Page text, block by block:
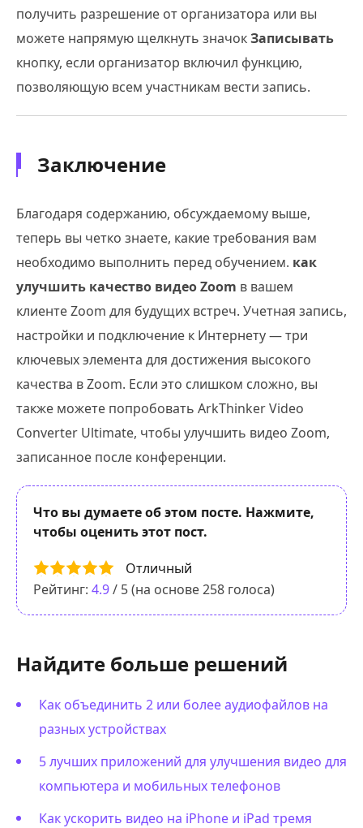
получить разрешение от организатора или вы
можете напрямую щелкнуть значокЗаписывать
кнопку, если организатор включил функцию,
позволяющую всем участникам вести запись.
Заключение
Благодаря содержанию, обсуждаемому выше,
теперь вы четко знаете, какие требования вам
необходимо выполнить перед обучением. как
улучшить качество видео Zoom в вашем
клиенте Zoom для будущих встреч. Учетная запись,
настройки и подключение к Интернету — три
ключевых элемента для достижения высокого
качества в Zoom. Если это слишком сложно, вы
также можете попробовать ArkThinker Video
Converter Ultimate, чтобы улучшить видео Zoom,
записанное после конференции.
Что вы думаете об этом посте. Нажмите,
чтобы оценить этот пост.
Отличный
Рейтинг: 4.9/ 5 (на основе258 голоса)
Найдите больше решений
Как объединить 2 или более аудиофайлов на
разных устройствах
5 лучших приложений для улучшения видео для
компьютера и мобильных телефонов
Как ускорить видео на iPhone и iPad тремя